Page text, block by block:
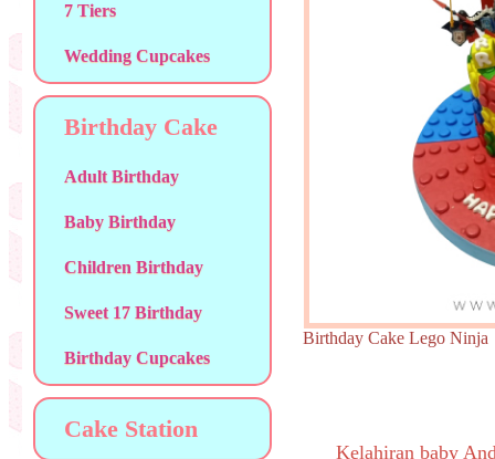
7 Tiers
Wedding Cupcakes
Birthday Cake
Adult Birthday
Baby Birthday
Children Birthday
Sweet 17 Birthday
Birthday Cupcakes
Cake Station
Birthday Cake Lego
Kelahiran baby